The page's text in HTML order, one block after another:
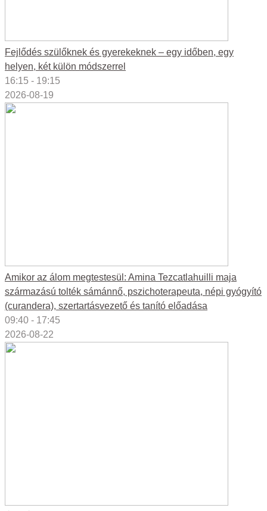
Fejlődés szülőknek és gyerekeknek – egy időben, egy
helyen, két külön módszerrel
16:15 - 19:15
2026-08-19
Amikor az álom megtestesül: Amina Tezcatlahuilli maja
származású tolték sámánnő, pszichoterapeuta, népi gyógyító
(curandera), szertartásvezető és tanító előadása
09:40 - 17:45
2026-08-22